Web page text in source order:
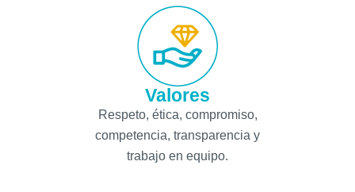
Valores
Respeto, ética, compromiso,
competencia, transparencia y
trabajo en equipo.